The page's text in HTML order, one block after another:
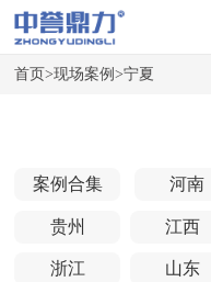
首页>现场案例>宁夏
案例合集 河南
贵州 江西
浙江 山东